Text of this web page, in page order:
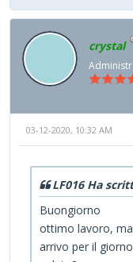
crystal
03-12-2020, 10:32 AM
LF016 Ha
Buongiorno
ottimo lavoro,
arrivo per il